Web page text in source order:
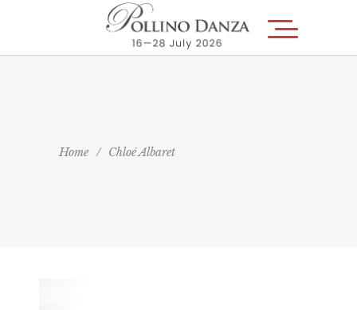
Home / Chloé Albaret